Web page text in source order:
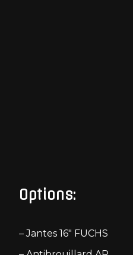
Options:
– Jantes 16″ FUCHS